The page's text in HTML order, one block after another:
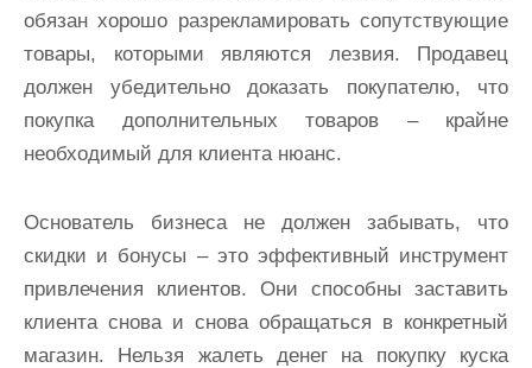
обязан хорошо разрекламировать сопутствующие
товары, которыми являются лезвия. Продавец
должен убедительно доказать покупателю, что
покупка дополнительных товаров – крайне
необходимый для клиента нюанс.
Основатель бизнеса не должен забывать, что
скидки и бонусы – это эффективный инструмент
привлечения клиентов. Они способны заставить
клиента снова и снова обращаться в конкретный
магазин. Нельзя жалеть денег на покупку куска